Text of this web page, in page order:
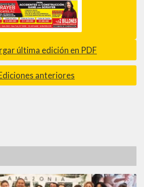
última edición en PDF
anteriores